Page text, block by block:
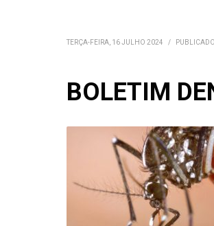
TERÇA-FEIRA, 16 JULHO 2024 /
BOLETIM